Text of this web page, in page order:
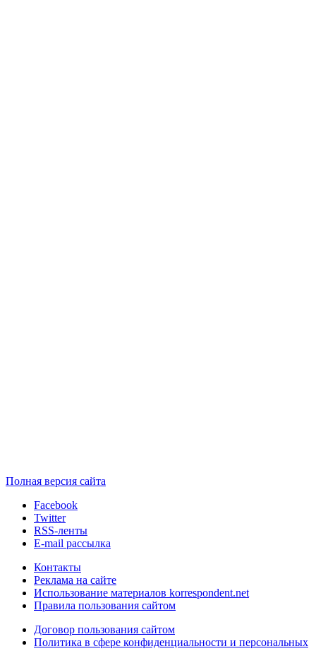
Полная версия сайта
Facebook
Twitter
RSS-ленты
E-mail рассылка
Контакты
Реклама на сайте
Использование материалов korrespondent.net
Правила пользования сайтом
Договор пользования сайтом
Политика в сфере конфиденциальности и персональных